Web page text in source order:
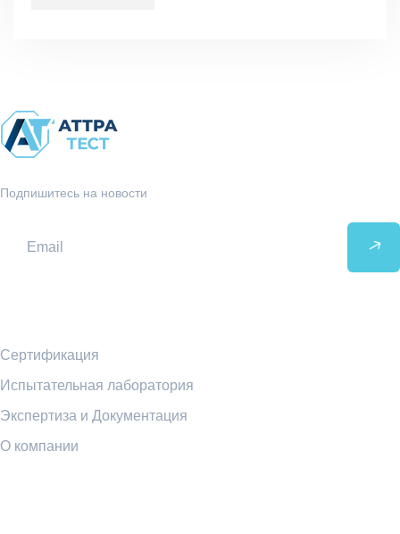
Подпишитесь на новости
Сертификация
Испытательная лаборатория
Экспертиза и Документация
О компании